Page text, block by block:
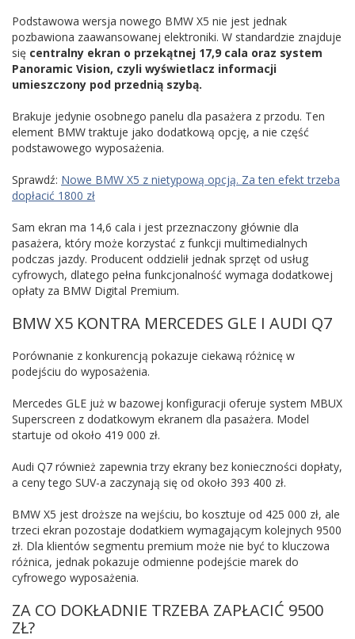
Podstawowa wersja nowego BMW X5 nie jest jednak
pozbawiona zaawansowanej elektroniki. W standardzie znajduje
się centralny ekran o przekątnej 17,9 cala oraz system
Panoramic Vision, czyli wyświetlacz informacji
umieszczony pod przednią szybą.
Brakuje jedynie osobnego panelu dla pasażera z przodu. Ten
element BMW traktuje jako dodatkową opcję, a nie część
podstawowego wyposażenia.
Sprawdź: Nowe BMW X5 z nietypową opcją. Za ten efekt trzeba
dopłacić 1800 zł
Sam ekran ma 14,6 cala i jest przeznaczony głównie dla
pasażera, który może korzystać z funkcji multimedialnych
podczas jazdy. Producent oddzielił jednak sprzęt od usług
cyfrowych, dlatego pełna funkcjonalność wymaga dodatkowej
opłaty za BMW Digital Premium.
BMW X5 KONTRA MERCEDES GLE I AUDI Q7
Porównanie z konkurencją pokazuje ciekawą różnicę w
podejściu do wyposażenia.
Mercedes GLE już w bazowej konfiguracji oferuje system MBUX
Superscreen z dodatkowym ekranem dla pasażera. Model
startuje od około 419 000 zł.
Audi Q7 również zapewnia trzy ekrany bez konieczności dopłaty,
a ceny tego SUV-a zaczynają się od około 393 400 zł.
BMW X5 jest droższe na wejściu, bo kosztuje od 425 000 zł, ale
trzeci ekran pozostaje dodatkiem wymagającym kolejnych 9500
zł. Dla klientów segmentu premium może nie być to kluczowa
różnica, jednak pokazuje odmienne podejście marek do
cyfrowego wyposażenia.
ZA CO DOKŁADNIE TRZEBA ZAPŁACIĆ 9500
ZŁ?